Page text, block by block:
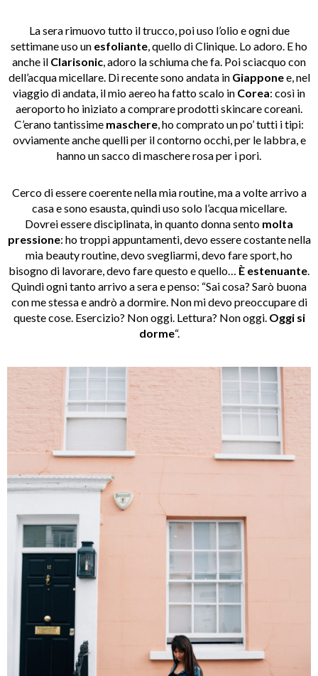
La sera rimuovo tutto il trucco, poi uso l’olio e ogni due
settimane uso un esfoliante , quello di Clinique. Lo adoro. E ho
anche il Clarisonic , adoro la schiuma che fa. Poi sciacquo con
dell’acqua micellare. Di recente sono andata in Giapponee, nel
viaggio di andata, il mio aereo ha fatto scalo in Corea: così in
aeroporto ho iniziato a comprare prodotti skincare coreani.
C’erano tantissime maschere , ho comprato un po’ tutti i tipi:
ovviamente anche quelli per il contorno occhi, per le labbra, e
hanno un sacco di maschere rosa per i pori.
Cerco di essere coerente nella mia routine, ma a volte arrivo a
casa e sono esausta, quindi uso solo l’acqua micellare.
Dovrei essere disciplinata, in quanto donna sento molta
pressione: ho troppi appuntamenti, devo essere costante nella
mia beauty routine, devo svegliarmi, devo fare sport, ho
bisogno di lavorare, devo fare questo e quello… È estenuante
Quindi ogni tanto arrivo a sera e penso: “Sai cosa? Sarò buona
con me stessa e andrò a dormire. Non mi devo preoccupare di
queste cose. Esercizio? Non oggi. Lettura? Non oggi. Oggi si
dorme“.